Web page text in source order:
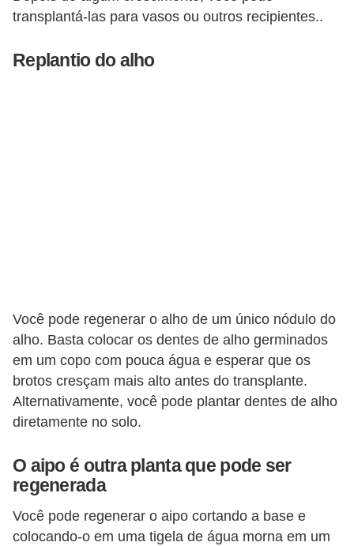
transplantá-las para vasos ou outros recipientes..
Replantio do alho
Você pode regenerar o alho de um único nódulo do
alho. Basta colocar os dentes de alho germinados
em um copo com pouca água e esperar que os
brotos cresçam mais alto antes do transplante.
Alternativamente, você pode plantar dentes de alho
diretamente no solo.
O aipo é outra planta que pode ser
regenerada
Você pode regenerar o aipo cortando a base e
colocando-o em uma tigela de água morna em um
n
o